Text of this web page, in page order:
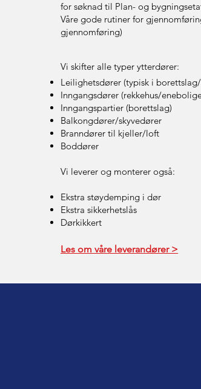
for søknad til Plan- og
Våre gode rutiner for
gjennomføring)
Vi skifter alle typer ytterdører:
Leilighetsdører (typisk i
Inngangsdører (rekkehus/
Inngangspartier (borettslag)
Balkongdører/skyvedører
Branndører til kjeller/loft
Boddører
Vi leverer og monterer også:
Ekstra støydemping i dør
Ekstra sikkerhetslås
Dørkikkert
Les om våre leverandører >